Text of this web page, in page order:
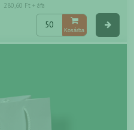
280,60 Ft + áfa
Kosárba